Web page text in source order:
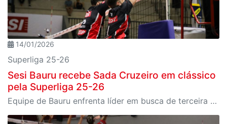
14/01/2026
Superliga 25-26
Sesi Bauru recebe Sada Cruzeiro em clássico
pela Superliga 25-26
Equipe de Bauru enfrenta líder em busca de terceira vitória consecutiva na liga nacional